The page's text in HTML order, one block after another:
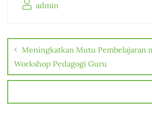
e
o
o
k
p
p
m
admin
Post
navigation
Meningkatkan Mutu Pembelajaran
Workshop Pedagogi Guru